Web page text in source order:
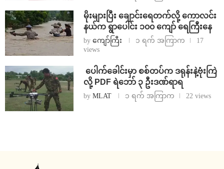
⁨မိုးများပြီး ချောင်းရေတက်လို့ ကောလင်း
နယ်က ရွာပေါင်း ၁၀၀ ကျော် ရေကြီးနေ
by ကျော်ကြီး ၁ ရက် အကြာက
17
views
⁩ ⁨ပေါက်ခေါင်းမှာ စစ်တပ်က ဒရုန်းနဲ့ဗုံးကြဲ
လို့ PDF ရဲဘော် ၃ ဦးဒဏ်ရာရ
by MLAT ၁ ရက် အကြာက 22 views